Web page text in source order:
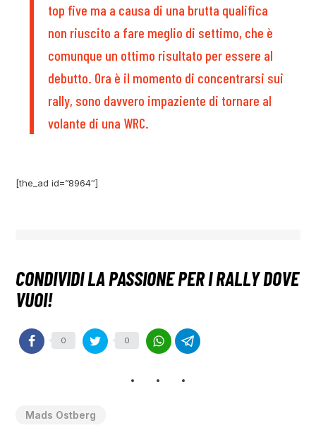
top five ma a causa di una brutta qualifica
non riuscito a fare meglio di settimo, che è
comunque un ottimo risultato per essere al
debutto. Ora è il momento di concentrarsi sui
rally, sono davvero impaziente di tornare al
volante di una WRC.
[the_ad id=”8964″]
0 0
Mads Ostberg